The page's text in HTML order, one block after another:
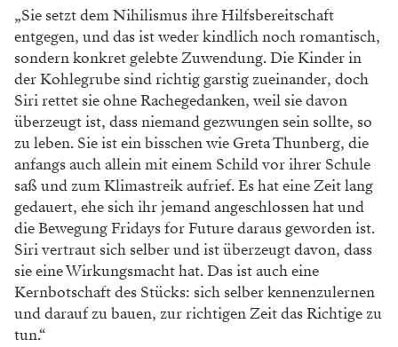
„Sie setzt dem Nihilismus ihre Hilfsbereitschaft
entgegen, und das ist weder kindlich noch romantisch,
sondern konkret gelebte Zuwendung. Die Kinder in
der Kohlegrube sind richtig garstig zueinander, doch
Siri rettet sie ohne Rachegedanken, weil sie davon
überzeugt ist, dass niemand gezwungen sein sollte, so
zu leben. Sie ist ein bisschen wie Greta Thunberg, die
anfangs auch allein mit einem Schild vor ihrer Schule
saß und zum Klimastreik aufrief. Es hat eine Zeit lang
gedauert, ehe sich ihr jemand angeschlossen hat und
die Bewegung Fridays for Future daraus geworden ist.
Siri vertraut sich selber und ist überzeugt davon, dass
sie eine Wirkungsmacht hat. Das ist auch eine
Kernbotschaft des Stücks: sich selber kennenzulernen
und darauf zu bauen, zur richtigen Zeit das Richtige zu
tun.“